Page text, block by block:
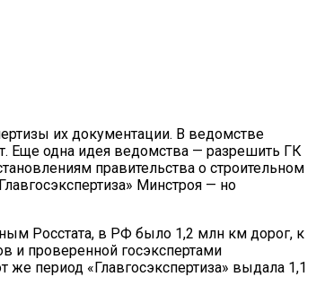
их документации. В ведомстве
Еще одна идея ведомства — разрешить ГК
правительства о строительном
Минстроя — но
Росстата, в РФ было 1,2 млн км дорог, к
и проверенной госэкспертами
период «Главгосэкспертиза» выдала 1,1